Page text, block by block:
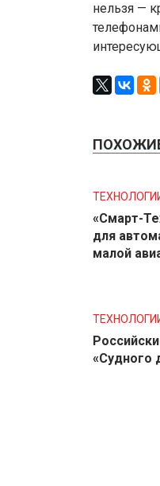
нельзя —
«Смарт-
для
малой
«Судного